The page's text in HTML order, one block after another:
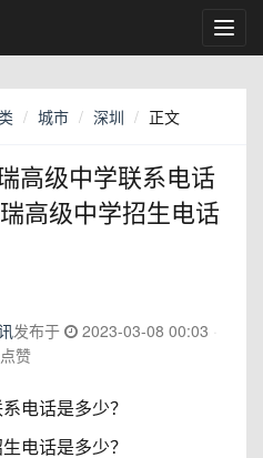
城市 深圳 正文
高级中学联系电话
高级中学招生电话
发布于
2023-03-08 00:03
赞
电话是多少？
电话是多少？